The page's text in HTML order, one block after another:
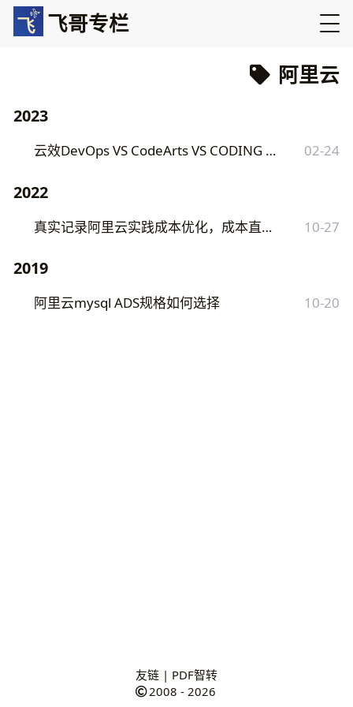
飞哥专栏
阿里云
2023
云效DevOps VS CodeArts VS CODING DevOps 02-24
2022
真实记录阿里云实践成本优化，成本直接降低一半 10-27
2019
阿里云mysql ADS规格如何选择 10-20
友链 | PDF智转
2008 - 2026